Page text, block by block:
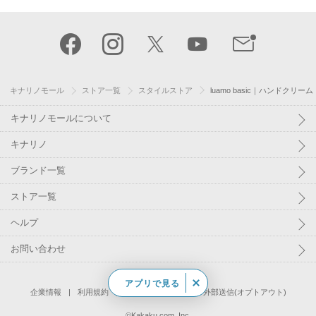
キナリノモール ストア一覧 スタイルストア luamo basic｜ハンドクリーム
キナリノモールについて
キナリノ
ブランド一覧
ストア一覧
ヘルプ
お問い合わせ
企業情報 利用規約 個人情報保護方針 外部送信(オプトアウト)
アプリで見る